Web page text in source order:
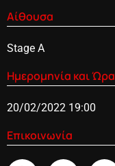
Αίθουσα
Stage A
Ημερομηνία και Ώρα
20/02/2022 19:00
Επικοινωνία